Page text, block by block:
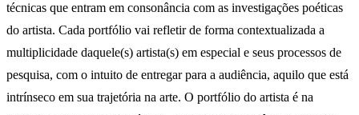
técnicas que entram em consonância com as investigações poéticas
do artista. Cada portfólio vai refletir de forma contextualizada a
multiplicidade daquele(s) artista(s) em especial e seus processos de
pesquisa, com o intuito de entregar para a audiência, aquilo que está
intrínseco em sua trajetória na arte. O portfólio do artista é na